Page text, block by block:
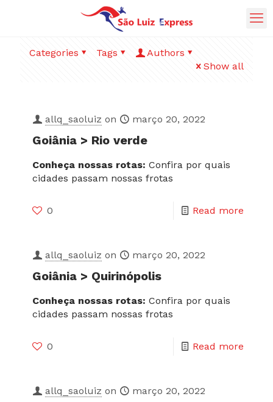
Categories Tags
Authors
Show all
allq_saoluiz on março 20, 2022
Goiânia > Rio verde
Conheça nossas rotas: Confira por quais
cidades passam nossas frotas
0 Read more
allq_saoluiz on março 20, 2022
Goiânia > Quirinópolis
Conheça nossas rotas: Confira por quais
cidades passam nossas frotas
0 Read more
allq_saoluiz on março 20, 2022